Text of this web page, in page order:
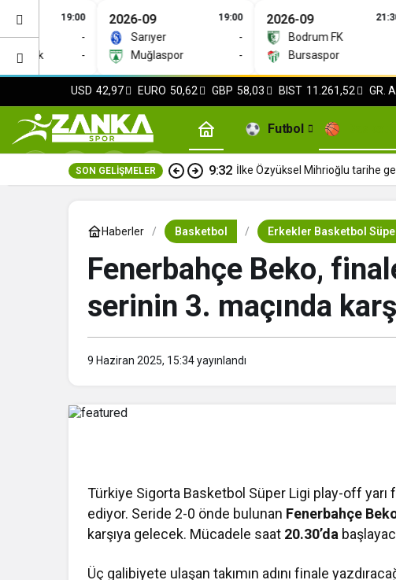
19:00 2026-09 19:00
Sarıyer
Muğlaspor
2026-09 21:30
Bodrum FK
Bursaspor
USD 42,97 EURO 50,62 GBP 58,03 BIST 11.261,52 GR.
Futbol
SON GELIŞMELER 9:32 İlke Özyüksel Mihrioğlu tarihe
Haberler Basketbol Erkekler Basketbol
Fenerbahçe Beko,
serinin 3. maçında
9 Haziran 2025, 15:34yayınlandı
Türkiye Sigorta Basketbol Süper Ligi play-off
ediyor. Seride 2-0 önde bulunan Fenerbahçe
karşıya gelecek. Mücadele saat 20.30’da
Üç galibiyete ulaşan takımın adını finale